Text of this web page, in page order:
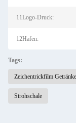
11Logo-Druck:
12Hafen:
Tags:
Zeichentrickfilm
Strohschale